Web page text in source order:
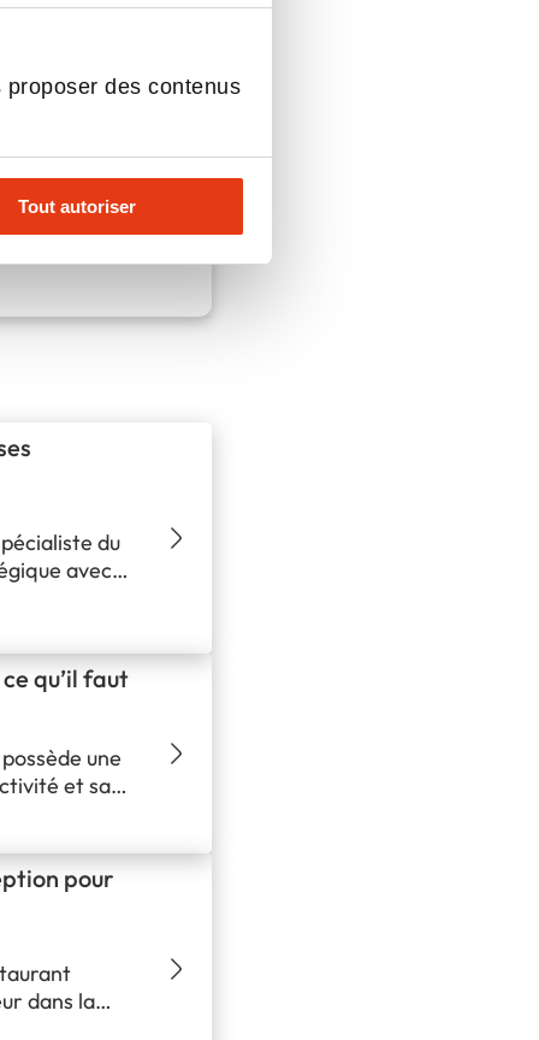
des contenus
Tout autoriser
du
avec
expansion
qu’il faut
une
et sa
en centre
pour
dans la